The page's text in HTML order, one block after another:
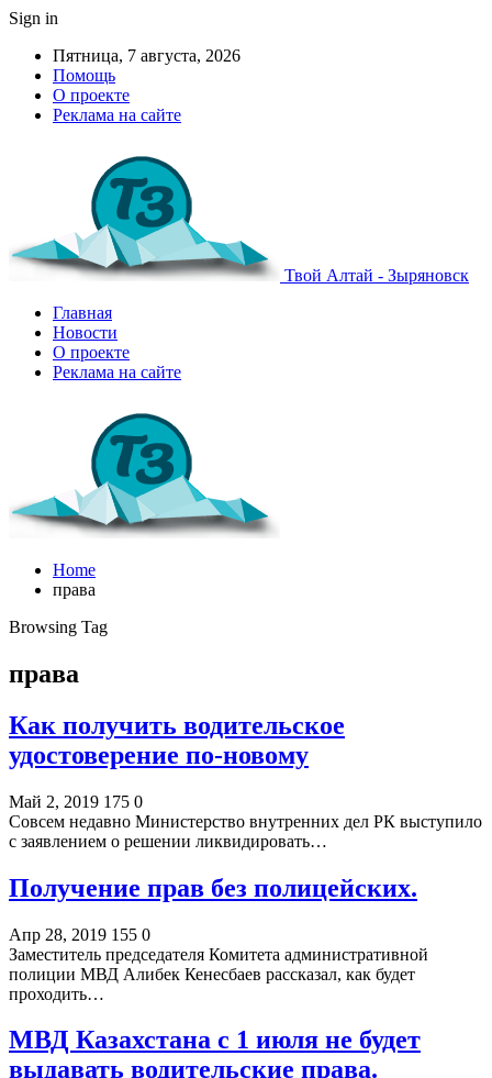
Sign in
Пятница, 7 августа, 2026
Помощь
О проекте
Реклама на сайте
Твой Алтай - Зыряновск
Главная
Новости
О проекте
Реклама на сайте
Home
права
Browsing Tag
права
Как получить водительское
удостоверение по-новому
Май 2, 2019 175 0
Совсем недавно Министерство внутренних дел РК выступило
с заявлением о решении ликвидировать…
Получение прав без полицейских.
Апр 28, 2019 155 0
Заместитель председателя Комитета административной
полиции МВД Алибек Кенесбаев рассказал, как будет
проходить…
МВД Казахстана с 1 июля не будет
выдавать водительские права.